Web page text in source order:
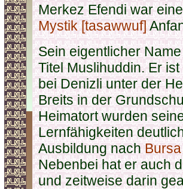
Merkez Efendi war
Mystik [tasawwuf]
Sein eigentlicher
Titel Muslihuddin. Er
bei Denizli unter der
Breits in der
Heimatort wurden
Lernfähigkeiten
Ausbildung nachBursa
Nebenbei hat er auch
und zeitweise darin